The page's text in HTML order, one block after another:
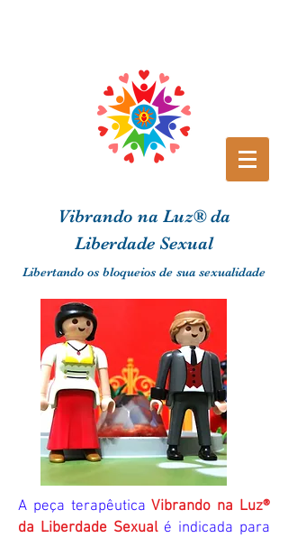
Vibrando na Luz® da
Liberdade Sexual
Libertando os bloqueios de sua sexualidade
A peça terapêuticaVibrando na Luz®
da Liberdade Sexualé indicada para